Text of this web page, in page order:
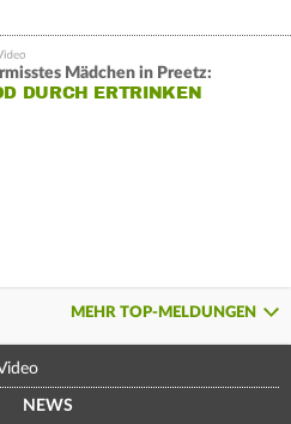
Mädchen in Preetz:
DURCH ERTRINKEN
MEHR TOP-MELDUNGEN
NEWS